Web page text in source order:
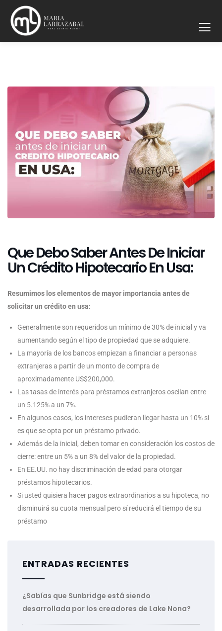
Que Debo Saber Antes De Iniciar
Un Crédito Hipotecario En Usa:
Resumimos los elementos de mayor importancia antes de
solicitar un crédito en usa:
Generalmente son requeridos un mínimo de 30% de inicial y va
aumentando según el tipo de propiedad que se adquiere.
La mayoría de los bancos empiezan a financiar a personas
extranjeras a partir de un monto de compra de
aproximadamente US$200,000.
Las tasas de interés para préstamos extranjeros oscilan entre
un 5.125% a un 7%.
En algunos casos, los intereses pudieran llegar hasta un 10% si
es que se opta por un préstamo privado.
Además de la inicial, deben tomar en consideración los costos de
cierre: entre un 5% a un 8% del valor de la propiedad.
En EE.UU. no hay discriminación de edad para otorgar
préstamos hipotecarios.
Si usted quisiera hacer pagos extraordinarios a su hipoteca, no
disminuirá su cuota mensual pero sí reducirá el tiempo de su
préstamo
ENTRADAS RECIENTES
¿Sabías que Sunbridge está siendo
desarrollada por los creadores de Lake Nona?